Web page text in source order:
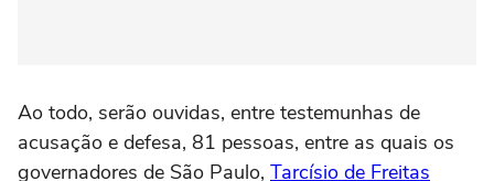
Ao todo, serão ouvidas, entre testemunhas de
acusação e defesa, 81 pessoas, entre as quais os
governadores de São Paulo, Tarcísio de Freitas